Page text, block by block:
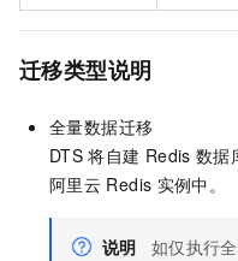
迁移类型说明
全量数据迁移
DTS 将自建 Redis 数据
阿里云 Redis 实例中。
说明
如仅执行